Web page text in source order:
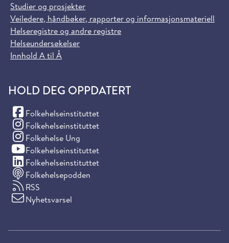
Studier og prosjekter
Veiledere, håndbøker, rapporter og informasjonsmateriell
Helseregistre og andre registre
Helseundersøkelser
Innhold A til Å
HOLD DEG OPPDATERT
Folkehelseinstituttet
(Facebook)
Folkehelseinstituttet
(Instagram)
Folkehelse Ung
(Instagram)
Folkehelseinstituttet
(YouTube)
Folkehelseinstituttet
(LinkedIn)
Folkehelsepodden
RSS
Nyhetsvarsel